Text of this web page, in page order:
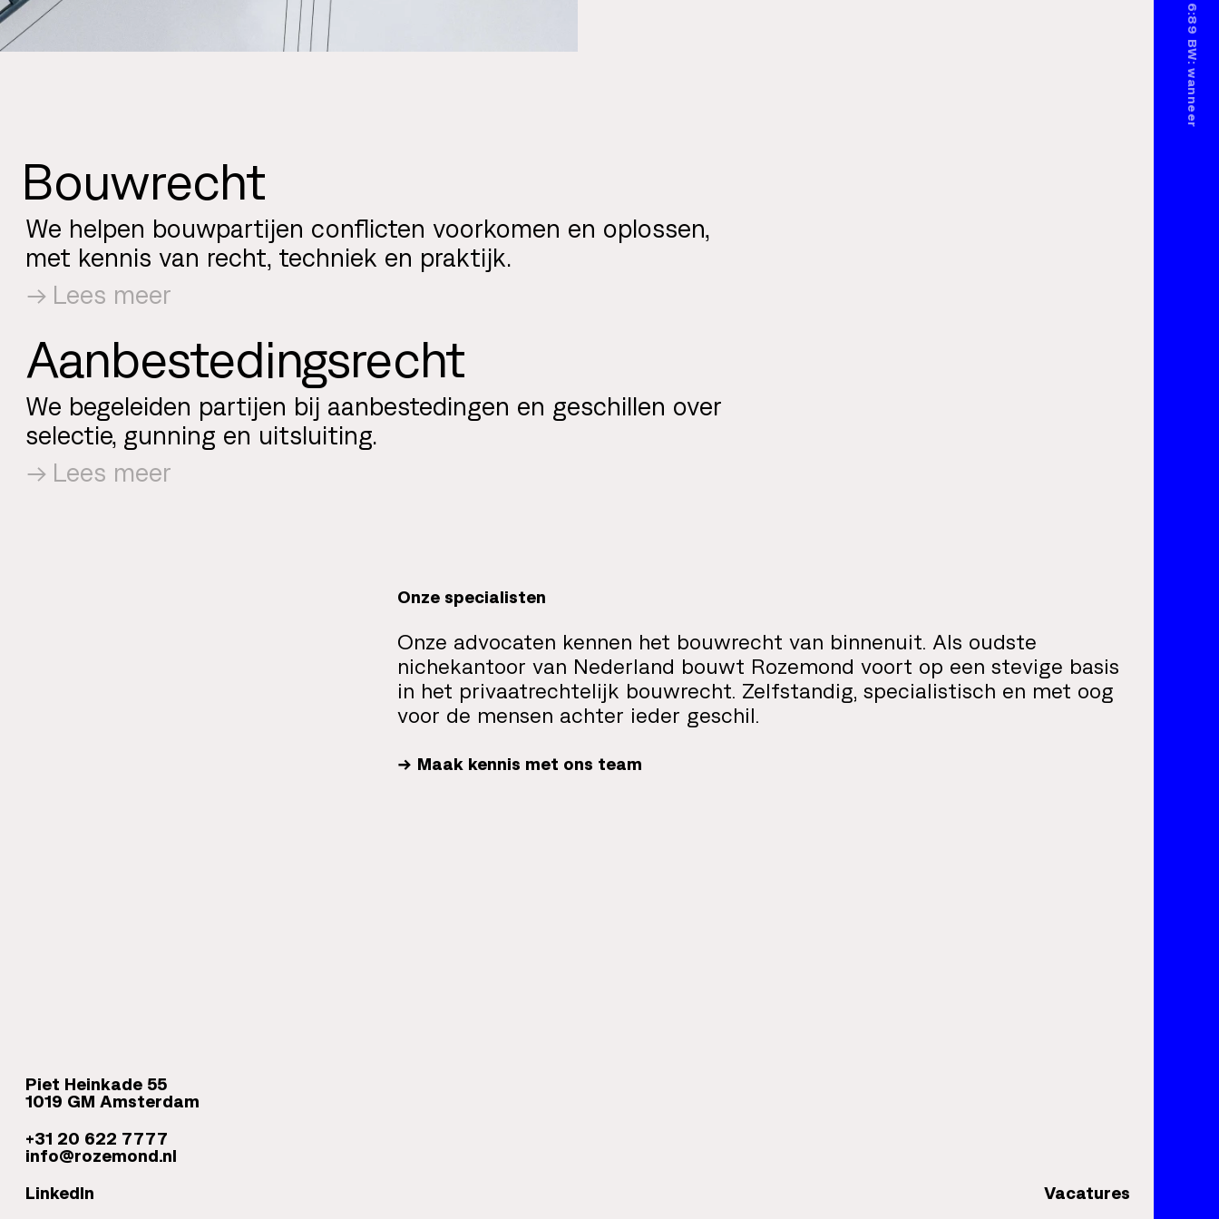
Bouwrecht
We helpen bouwpartijen conflicten voorkomen en oplossen,
met kennis van recht, techniek en praktijk.
Lees meer
Aanbestedings­recht
We begeleiden partijen bij aanbestedingen en geschillen over
selectie, gunning en uitsluiting.
Lees meer
Onze specialisten
Onze advocaten kennen het bouwrecht van binnenuit. Als oudste
nichekantoor van Nederland bouwt Rozemond voort op een stevige basis
in het privaatrechtelijk bouwrecht. Zelfstandig, specialistisch en met oog
voor de mensen achter ieder geschil.
Maak kennis met ons team
Piet Heinkade 55
1019 GM Amsterdam
+31 20 622 7777
info@rozemond.nl
LinkedInopent in een nieuw tabblad Vacatures